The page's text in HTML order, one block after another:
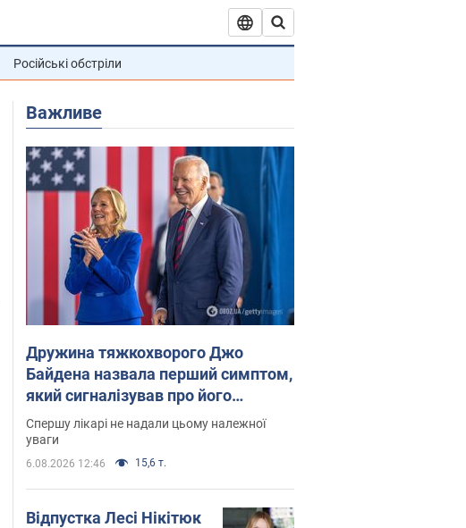
Російські обстріли
Важливе
Дружина тяжкохворого Джо
Байдена назвала перший симптом,
який сигналізував про його
"агресивний" рак
Спершу лікарі не надали цьому належної
уваги
6.08.2026 12:46 15,6 т.
Відпустка Лесі Нікітюк